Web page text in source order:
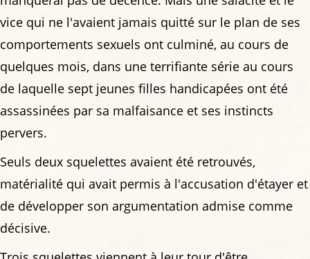
vice qui ne l'avaient jamais quitté sur le plan de ses
comportements sexuels ont culminé, au cours de
quelques mois, dans une terrifiante série au cours
de laquelle sept jeunes filles handicapées ont été
assassinées par sa malfaisance et ses instincts
pervers.
Seuls deux squelettes avaient été retrouvés,
matérialité qui avait permis à l'accusation d'étayer et
de développer son argumentation admise comme
décisive.